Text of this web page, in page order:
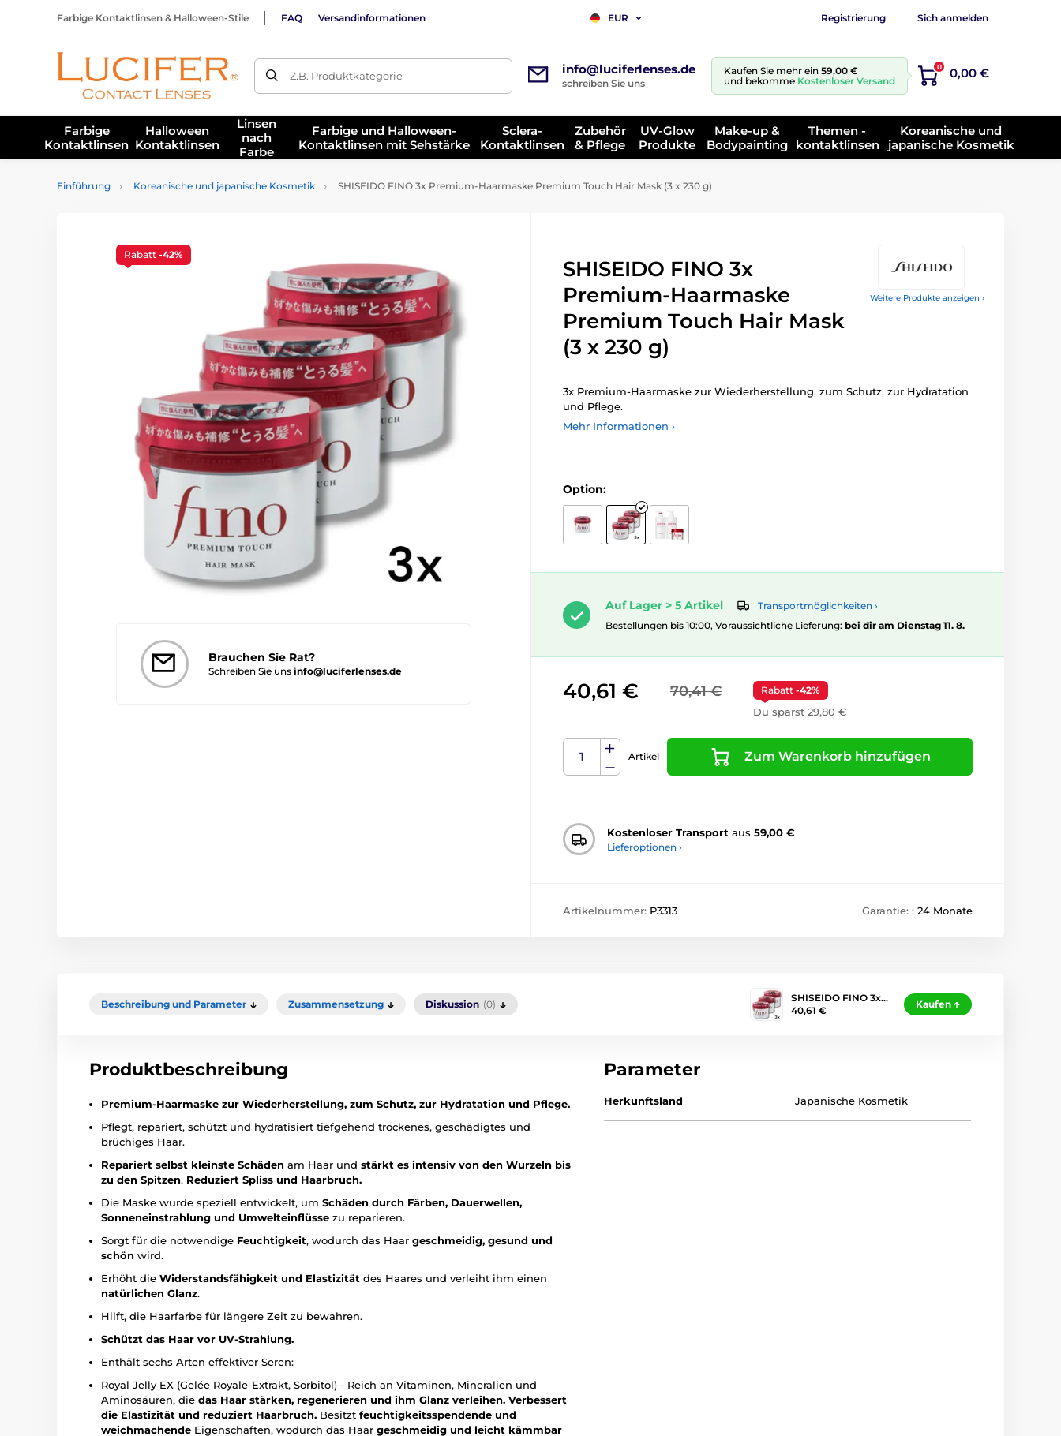
Farbige Kontaktlinsen & Halloween-Stile FAQ Versandinformationen EUR Registrierung Sich anmelden
Z.B. Produktkategorie info@luciferlenses.de
schreiben Sie uns
Kaufen Sie mehr ein 59,00 €
und bekomme Kostenloser Versand
0 0,00 €
Farbige
Kontaktlinsen
Halloween
Kontaktlinsen
Linsen
nach
Farbe
Farbige und Halloween-
Kontaktlinsen mit Sehstärke
Sclera-
Kontaktlinsen
Zubehör
& Pflege
UV-Glow
Produkte
Make-up &
Bodypainting
Themen -
kontaktlinsen
Koreanische und
japanische Kosmetik
Einführung Koreanische und japanische Kosmetik SHISEIDO FINO 3x Premium-Haarmaske Premium Touch Hair Mask (3 x 230 g)
Weitere Produkte anzeigen ›
Brauchen Sie Rat?
Schreiben Sie uns info@luciferlenses.de
Rabatt -42%
SHISEIDO FINO 3x
Premium-Haarmaske
Premium Touch Hair Mask
(3 x 230 g)
3x Premium-Haarmaske zur Wiederherstellung, zum Schutz, zur Hydratation
und Pflege.
Mehr Informationen ›
Option:
Auf Lager > 5 Artikel
Transportmöglichkeiten ›
Bestellungen bis 10:00, Voraussichtliche Lieferung: bei dir am Dienstag 11. 8.
70,41 €
40,61 € Rabatt -42%
Du sparst 29,80 €
Artikel Zum Warenkorb hinzufügen
Kostenloser Transport aus 59,00 €
Lieferoptionen ›
Artikelnummer: P3313 Garantie: : 24 Monate
Beschreibung und Parameter Zusammensetzung Diskussion (0)
SHISEIDO FINO 3x…
40,61 €
Kaufen
Produktbeschreibung
Premium-Haarmaske zur Wiederherstellung, zum Schutz, zur Hydratation und Pflege.
Pflegt, repariert, schützt und hydratisiert tiefgehend trockenes, geschädigtes und
brüchiges Haar.
Repariert selbst kleinste Schäden am Haar und stärkt es intensiv von den Wurzeln bis
zu den Spitzen. Reduziert Spliss und Haarbruch.
Die Maske wurde speziell entwickelt, um Schäden durch Färben, Dauerwellen,
Sonneneinstrahlung und Umwelteinflüsse zu reparieren.
Sorgt für die notwendige Feuchtigkeit, wodurch das Haar geschmeidig, gesund und
schön wird.
Erhöht die Widerstandsfähigkeit und Elastizität des Haares und verleiht ihm einen
natürlichen Glanz.
Hilft, die Haarfarbe für längere Zeit zu bewahren.
Schützt das Haar vor UV-Strahlung.
Enthält sechs Arten effektiver Seren:
Royal Jelly EX (Gelée Royale-Extrakt, Sorbitol) - Reich an Vitaminen, Mineralien und
Aminosäuren, die das Haar stärken, regenerieren und ihm Glanz verleihen. Verbessert
die Elastizität und reduziert Haarbruch. Besitzt feuchtigkeitsspendende und
weichmachende Eigenschaften, wodurch das Haar geschmeidig und leicht kämmbar
Parameter
Herkunftsland Japanische Kosmetik